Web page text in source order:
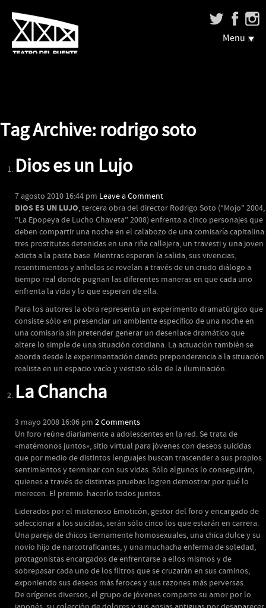
Menu
Tag Archive: rodrigo soto
Dios es un Lujo
7 agosto 2010 16:44 pm Leave a Comment
DIOS ES UN LUJO, tercera obra del director Rodrigo Soto (“Mojo” 2004,
“La Epopeya de Lucho Chaveta” 2008) enfrenta a cinco personajes que
deben compartir una noche en el calabozo de una comisaría capitalina:
tres prostitutas detenidas en una riña callejera, un travesti y una joven
adicta a la pasta base. Mientras esperan la salida, sus vivencias,
resentimientos y anhelos se revelan a través de un crudo diálogo a
tiempo real donde pugnan las diferentes maneras en que cada uno
enfrenta la vida y lo que esperan de ella.
Para los autores la obra representa un experimento dramatúrgico que
consiste sólo en presenciar un ambiente específico de una noche en
una comisaría sin pretender generar un desenlace dramático que
altere lo simple de una situación cotidiana. La actuación también se
aborda desde la experimentación dando preponderancia a la situación
realista en un espacio vacío y vestido sólo de la iluminación.
La Chancha
3 mayo 2008 16:06 pm 2 Comments
Un foro reúne diariamente a adolescentes en la red. Se trata de
«matémonos juntos», sitio virtual para jóvenes con deseos suicidas
que por medio de distintos lenguajes buscan trascender a sus propios
sentimientos y terminar con sus vidas. Sólo algunos lo conseguirán,
quienes a través de distintas pruebas logren demostrar por qué lo
merecen. El premio: hacerlo todos juntos.
Liderados por el misterioso Emoticón, gestor del foro y encargado de
seleccionar a los suicidas, serán sólo cinco los que estarán en carrera.
Una pareja de chicos tiernamente homosexuales, una chica dulce y su
novio hijo de narcotraficantes, y una muchacha enferma de soledad,
protagonistas encargados de enfrentarse a ellos mismos y de
sobrepasar cada uno de los filtros que se cruzarán en sus caminos,
exponiendo sus deseos más feroces y sus razones más perversas.
De orígenes diversos, el grupo de jóvenes comparte su amor por lo